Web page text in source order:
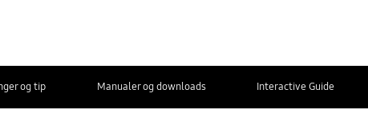
og tip Manualer og downloads Interactive Guide